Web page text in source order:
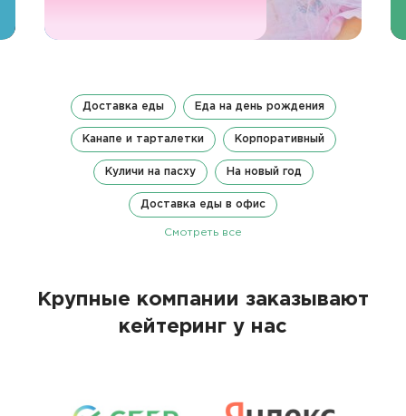
Доставка еды Еда на день рождения
Канапе и тарталетки Корпоративный
Куличи на пасху На новый год
Доставка еды в офис
Смотреть все
Крупные компании заказывают
кейтеринг у нас